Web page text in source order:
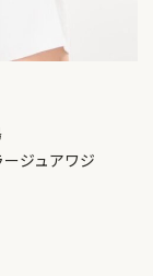
ージュアワジ